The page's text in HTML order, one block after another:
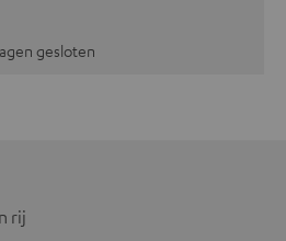
gesloten
rij